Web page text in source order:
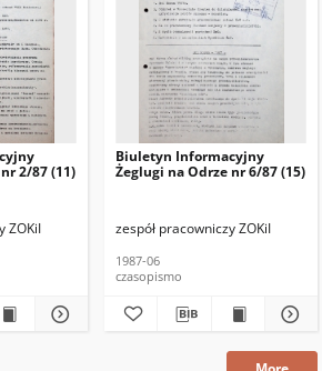
2/87 (11)
ZOKiI
Biuletyn Informacyjny
Żeglugi na Odrze nr 6/87 (15)
zespół pracowniczy ZOKiI
1987-06
czasopismo